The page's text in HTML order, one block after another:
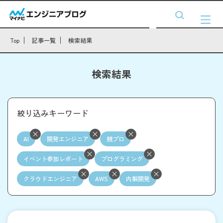
Top 記事一覧 検索結果
検索結果
絞り込みキーワード
AI 開発エンジニア 競プロ
イベント参加レポート プログラミング
クラウドエンジニア AWS 内製開発